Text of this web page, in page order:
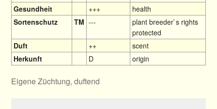
Gesundheit
+++
health
Sortenschutz
TM ---
plant breeder`s rights
protected
Duft
++
scent
Herkunft
D origin
Eigene Züchtung, duftend